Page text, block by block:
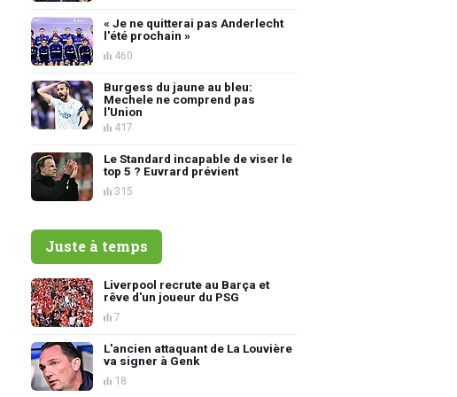
« Je ne quitterai pas Anderlecht
l'été prochain »
460
Burgess du jaune au bleu:
Mechele ne comprend pas
l'Union
417
Le Standard incapable de viser le
top 5 ? Euvrard prévient
315
Juste à temps
Liverpool recrute au Barça et
rêve d'un joueur du PSG
7
L'ancien attaquant de La Louvière
va signer à Genk
18